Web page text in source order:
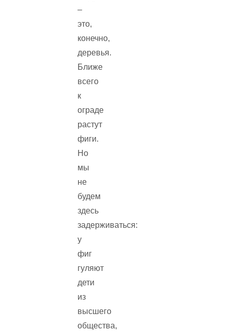
–
это,
конечно,
деревья.
Ближе
всего
к
ограде
растут
фиги.
Но
мы
не
будем
здесь
задерживаться:
у
фиг
гуляют
дети
из
высшего
общества,